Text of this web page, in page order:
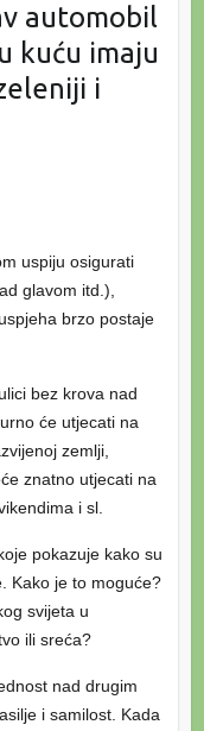
automobil
kuću imaju
i
uspiju osigurati
glavom itd.),
brzo postaje
bez krova nad
će utjecati na
zemlji,
znatno utjecati na
i sl.
pokazuje kako su
Kako je to moguće?
svijeta u
ili sreća?
nad drugim
i samilost. Kada